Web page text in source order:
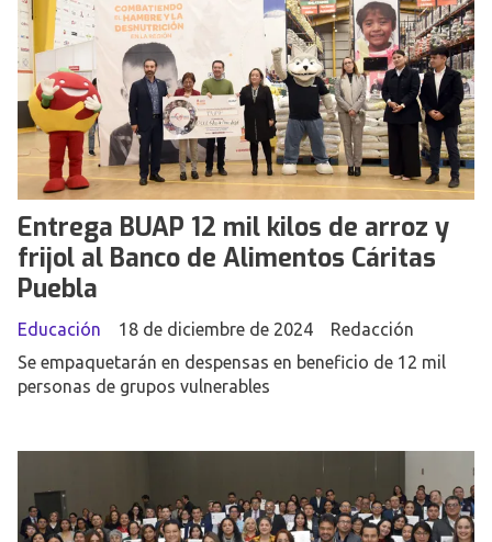
Entrega BUAP 12 mil kilos de arroz y
frijol al Banco de Alimentos Cáritas
Puebla
Redacción
Educación
18 de diciembre de 2024
Se empaquetarán en despensas en beneficio de 12 mil
personas de grupos vulnerables